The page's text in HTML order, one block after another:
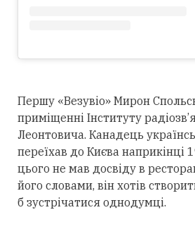
Першу «Везувіо» Мирон
приміщенні Інституту
Леонтовича. Канадець
переїхав до Києва наприкінці
цього не мав досвіду в
його словами, він хотів
б зустрічатися однодумці.